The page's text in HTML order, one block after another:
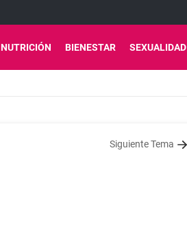
NUTRICIÓN BIENESTAR SEXUALIDAD
Siguiente Tema